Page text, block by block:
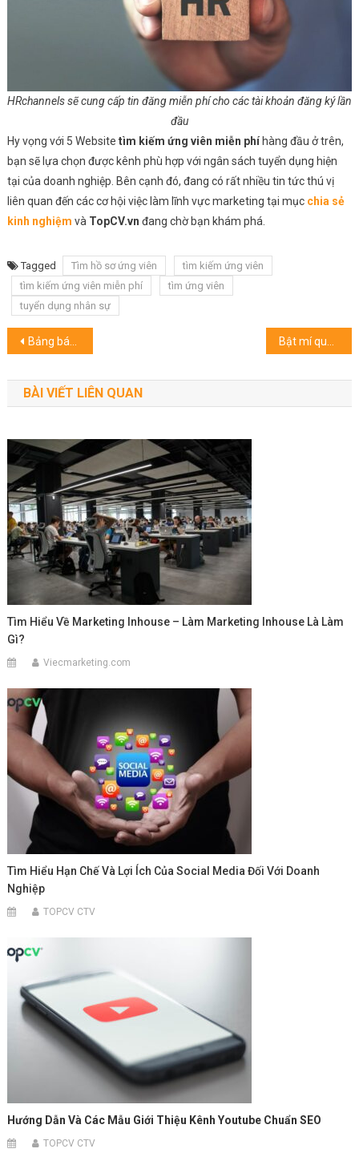
HRchannels sẽ cung cấp tin đăng miễn phí cho các tài khoản đăng ký lần
đầu
Hy vọng với 5 Website tìm kiếm ứng viên miễn phíhàng đầu ở trên,
bạn sẽ lựa chọn được kênh phù hợp với ngân sách tuyển dụng hiện
tại của doanh nghiệp. Bên cạnh đó, đang có rất nhiều tin tức thú vị
liên quan đến các cơ hội việc làm lĩnh vực marketing tại mục chia sẻ
kinh nghiệm và TopCV.vn đang chờ bạn khám phá.
Tagged Tìm hồ sơ ứng viên
tìm kiếm ứng viên
tìm kiếm ứng viên miễn phí
tìm ứng viên
tuyển dụng nhân sự
Điều
hướng
bài
viết
Bảng báo giá của các kênh tuyển dụng hàng đầu Việt Nam
BÀI VIẾT LIÊN QUAN
Tìm Hiểu Về Marketing Inhouse – Làm Marketing Inhouse Là Làm
Gì?
Viecmarketing.com
Tìm Hiểu Hạn Chế Và Lợi Ích Của Social Media Đối Với Doanh
Nghiệp
TOPCV CTV
Hướng Dẫn Và Các Mẫu Giới Thiệu Kênh Youtube Chuẩn SEO
TOPCV CTV